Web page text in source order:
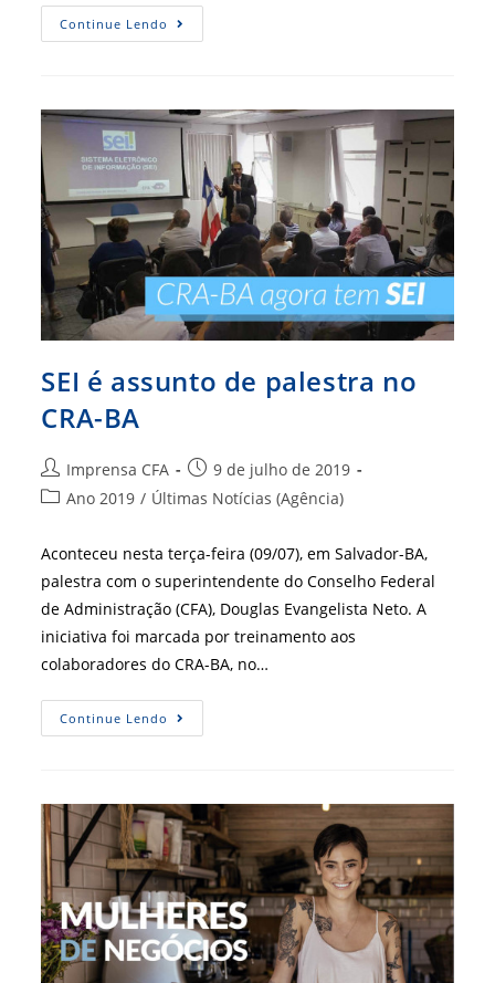
Continue Lendo Resiliência
É
De
Trabalho
SEI é assunto de palestra no
CRA-BA
Autor
do
Imprensa CFA
Post
publicado:
9 de julho de 2019
Categoria
post:
Ano 2019 / Últimas Notícias (Agência)
Aconteceu nesta terça-feira (09/07), em Salvador-BA,
palestra com o superintendente do Conselho Federal
de Administração (CFA), Douglas Evangelista Neto. A
iniciativa foi marcada por treinamento aos
colaboradores do CRA-BA, no…
Continue Lendo SEI
É
CRA-
BA